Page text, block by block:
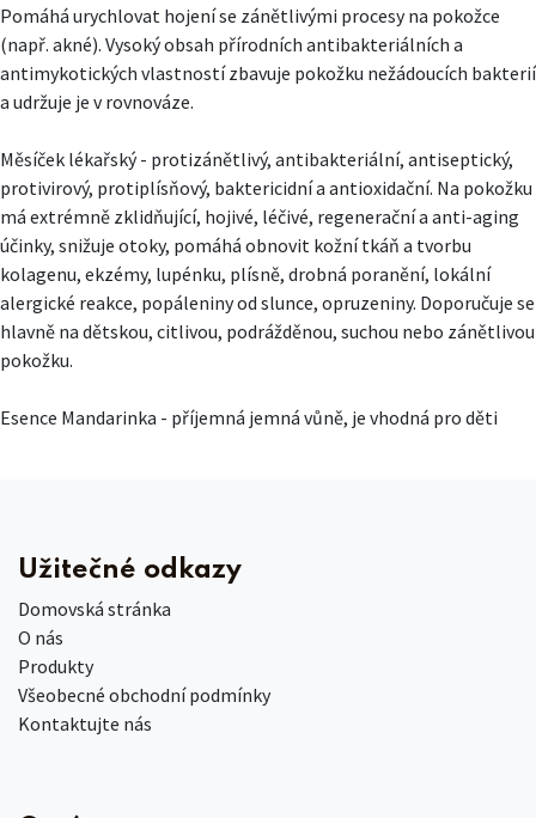
Pomáhá urychlovat hojení se zánětlivými procesy na pokožce
(např. akné). Vysoký obsah přírodních antibakteriálních a
antimykotických vlastností zbavuje pokožku nežádoucích bakterií
a udržuje je v rovnováze.
Měsíček lékařský - protizánětlivý, antibakteriální, antiseptický,
protivirový, protiplísňový, baktericidní a antioxidační. Na pokožku
má extrémně zklidňující, hojivé, léčivé, regenerační a anti-aging
účinky, snižuje otoky, pomáhá obnovit kožní tkáň a tvorbu
kolagenu, ekzémy, lupénku, plísně, drobná poranění, lokální
alergické reakce, popáleniny od slunce, opruzeniny. Doporučuje se
hlavně na dětskou, citlivou, podrážděnou, suchou nebo zánětlivou
pokožku.
Esence Mandarinka - příjemná jemná vůně, je vhodná pro děti
Užitečné odkazy
Domovská stránka
O nás
Produkty
Všeobecné obchodní podmínky
Kontaktujte nás